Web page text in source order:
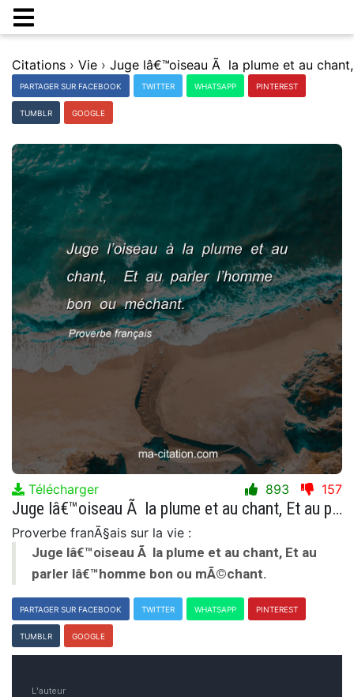
Citations › Vie ›
PARTAGER SUR FACEBOOK TWITTER WHATSAPP PINTEREST
TUMBLR GOOGLE
Télécharger 893 157
Juge lâ€™oiseau Ã la plume et au chant, Et au parler lâ€™homme bon ou mÃ©chant.
Proverbe franÃ§ais sur la vie :
Juge lâ€™oiseau Ã la plume et au chant, Et au
parler lâ€™homme bon ou mÃ©chant.
PARTAGER SUR FACEBOOK TWITTER WHATSAPP PINTEREST
TUMBLR GOOGLE
L'auteur